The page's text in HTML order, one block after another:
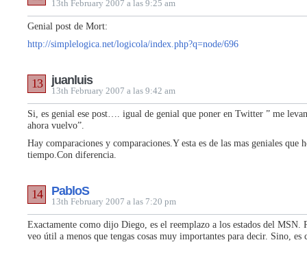
13th February 2007 a las 9:25 am
Genial post de Mort:
http://simplelogica.net/logicola/index.php?q=node/696
juanluis
13th February 2007 a las 9:42 am
13
Si, es genial ese post…. igual de genial que poner en Twitter ” me
ahora vuelvo”.
Hay comparaciones y comparaciones.Y esta es de las mas geniales que
tiempo.Con diferencia.
PabloS
13th February 2007 a las 7:20 pm
14
Exactamente como dijo Diego, es el reemplazo a los estados del MSN.
veo útil a menos que tengas cosas muy importantes para decir. Sino, es